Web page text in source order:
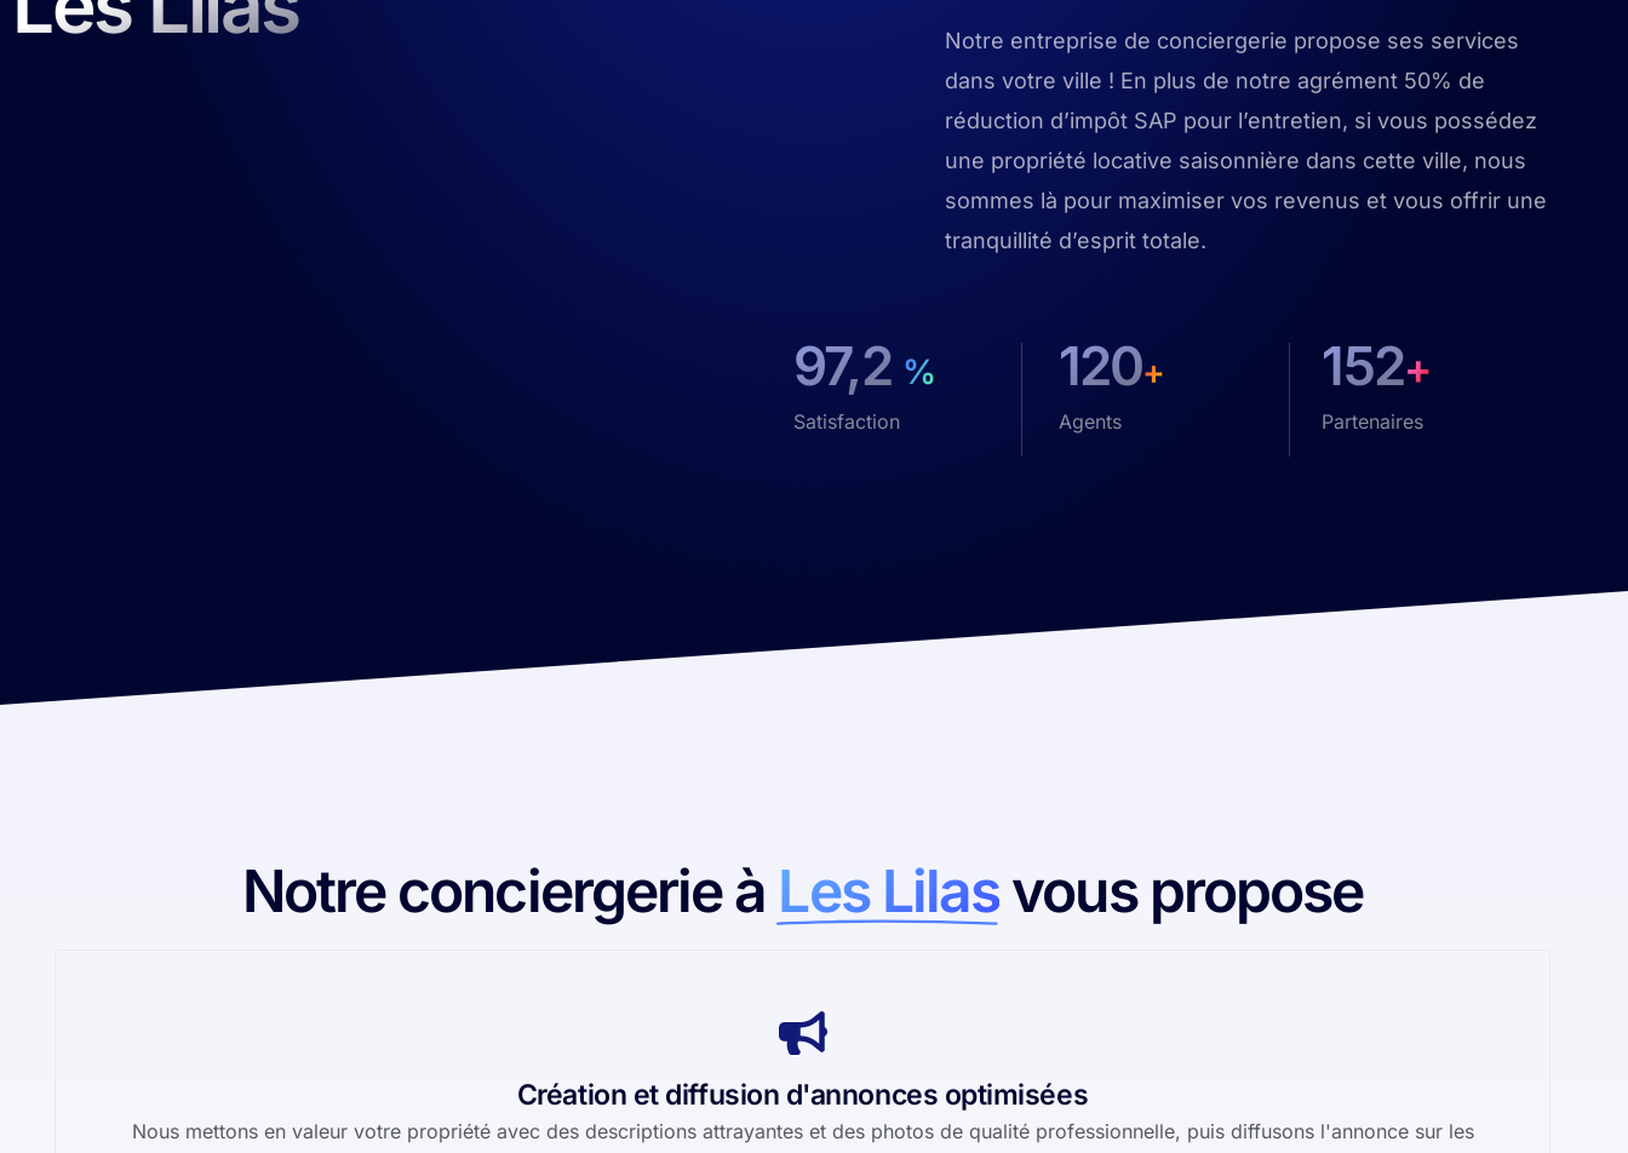
Notre entreprise de conciergerie propose ses services
dans votre ville ! En plus de notre agrément 50% de
réduction d’impôt SAP pour l’entretien, si vous possédez
une propriété locative saisonnière dans cette ville, nous
sommes là pour maximiser vos revenus et vous offrir une
tranquillité d’esprit totale.
97,2 %
Satisfaction
120+
Agents
152+
Partenaires
Notre conciergerie à Les Lilasvous propose
Création et diffusion d'annonces optimisées
Nous mettons en valeur votre propriété avec des descriptions attrayantes et des photos de qualité professionnelle, puis diffusons l'annonce sur les